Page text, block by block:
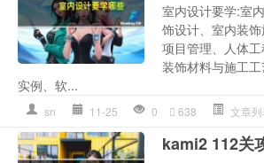
室内设计要学:室
饰设计、室内装
项目管理、人体工
装饰材料与施工
实例、软...
sn 11-25 0 638 文章
kami2 112关